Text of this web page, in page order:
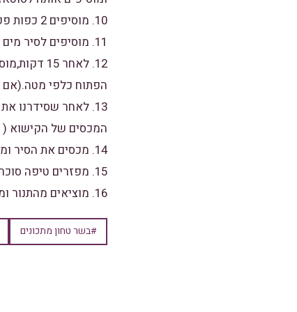
10. מוסיפים 2 כפות פפריקה ומערבבים,מוסיפים פלפל שחור ובהרט.
11. מוסיפים לסיר מים חמים עד חצי גובה מהקישוא מערבבים ונותנים לזה להתבשל כ-15 דקות.
12. לאחר
הפתוח כלפי מטה.(אם
13. לאחר שסידרנו
המכסים של הקישוא (
14. מכסים את הסיר ומבשלים 45 דקות על אש בינונית.
15. מפזרים טיפה סוכר מעל כל קישוא ומכניסים את הסיר ל-10 דקות בתנור על חום של 200 מעלות להשחמה.
16. מוציאים מהתנור ומגישים.
#בשר טחון מתכונים